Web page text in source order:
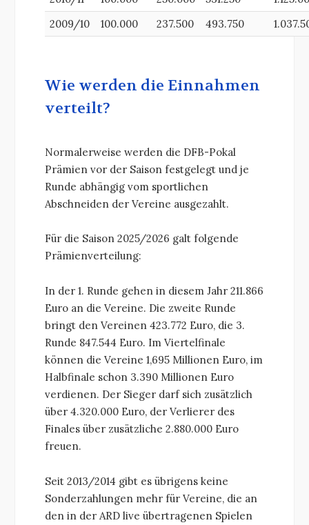
2009/10
100.000 237.500 493.750
Wie werden die Einnahmen
verteilt?
Normalerweise werden die DFB-Pokal
Prämien vor der Saison festgelegt und je
Runde abhängig vom sportlichen
Abschneiden der Vereine ausgezahlt.
Für die Saison 2025/2026 galt folgende
Prämienverteilung:
In der 1. Runde gehen in diesem Jahr 211.866
Euro an die Vereine. Die zweite Runde
bringt den Vereinen 423.772 Euro, die 3.
Runde 847.544 Euro. Im Viertelfinale
können die Vereine 1,695 Millionen Euro, im
Halbfinale schon 3.390 Millionen Euro
verdienen. Der Sieger darf sich zusätzlich
über 4.320.000 Euro, der Verlierer des
Finales über zusätzliche 2.880.000 Euro
freuen.
Seit 2013/2014 gibt es übrigens keine
Sonderzahlungen mehr für Vereine, die an
den in der ARD live übertragenen Spielen